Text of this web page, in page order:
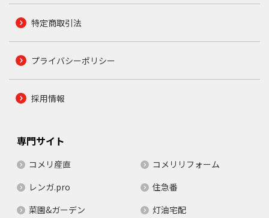
特定商取引法
プライバシーポリシー
採用情報
専門サイト
コメリ産直
コメリリフォーム
レンガ.pro
住急番
菜園&ガーデン
灯油宅配